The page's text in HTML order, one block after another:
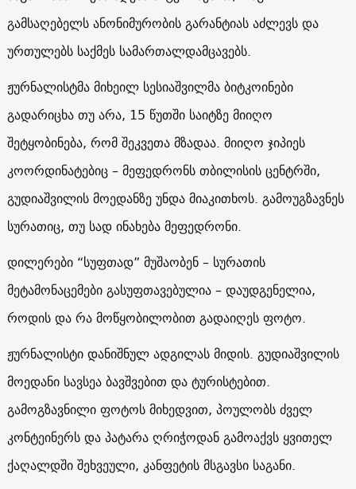
გამსაღებელს ანონიმურობის გარანტიას აძლევს და
ურთულებს საქმეს სამართალდამცავებს.
ჟურნალისტმა მიხეილ სესიაშვილმა ბიტკოინები
გადარიცხა თუ არა, 15 წუთში საიტზე მიიღო
შეტყობინება, რომ შეკვეთა მზადაა. მიიღო ჯიპიეს
კოორდინატებიც – მეფედრონს თბილისის ცენტრში,
გუდიაშვილის მოედანზე უნდა მიაკითხოს. გამოუგზავნეს
სურათიც, თუ სად ინახება მეფედრონი.
დილერები “სუფთად” მუშაობენ – სურათის
მეტამონაცემები გასუფთავებულია – დაუდგენელია,
როდის და რა მოწყობილობით გადაიღეს ფოტო.
ჟურნალისტი დანიშნულ ადგილას მიდის. გუდიაშვილის
მოედანი სავსეა ბავშვებით და ტურისტებით.
გამოგზავნილი ფოტოს მიხედვით, პოულობს ძველ
კონტეინერს და პატარა ღრიჭოდან გამოაქვს ყვითელ
ქაღალდში შეხვეული, კანფეტის მსგავსი საგანი.